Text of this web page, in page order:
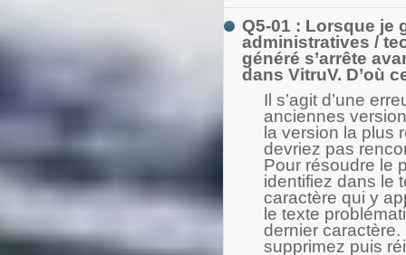
Q5-01 : Lorsque je
administratives /
généré s’arrête
dans VitruV. D’où
Il s’agit d’une
anciennes
la version la plus
devriez pas
Pour résoudre le
identifiez dans le
caractère qui y
le texte
dernier
supprimez puis